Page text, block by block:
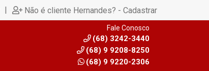
| Não é cliente Hernandes? - Cadastrar
Fale Conosco
(68) 3242-3440
(68) 9 9208-8250
(68) 9 9220-2306